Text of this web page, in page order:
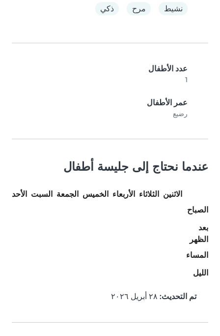
نشيط
مرح ذكي
عدد الأطفال
1
عمر الأطفال
رضيع
عندما نحتاج إلى جليسة أطفال
الاثنين الثلاثاء الأربعاء الخميس الجمعة السبت
الأحد
الصباح
بعد
الظهر
المساء
الليل
تم التحديث: